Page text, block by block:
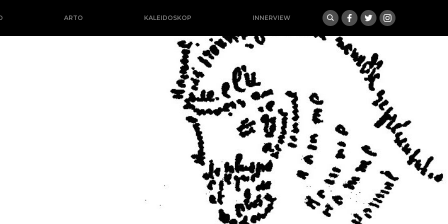
ARTO KALEIDOSKOP INNERVIEW